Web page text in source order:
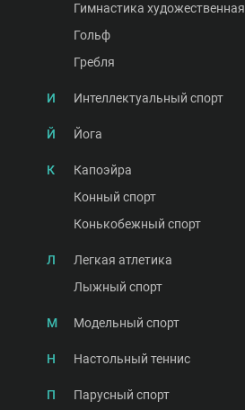
Гимнастика художественная
Гольф
Гребля
И Интеллектуальный спорт
Й Йога
К Капоэйра
Конный спорт
Конькобежный спорт
Л Легкая атлетика
Лыжный спорт
М Модельный спорт
Н Настольный теннис
П Парусный спорт